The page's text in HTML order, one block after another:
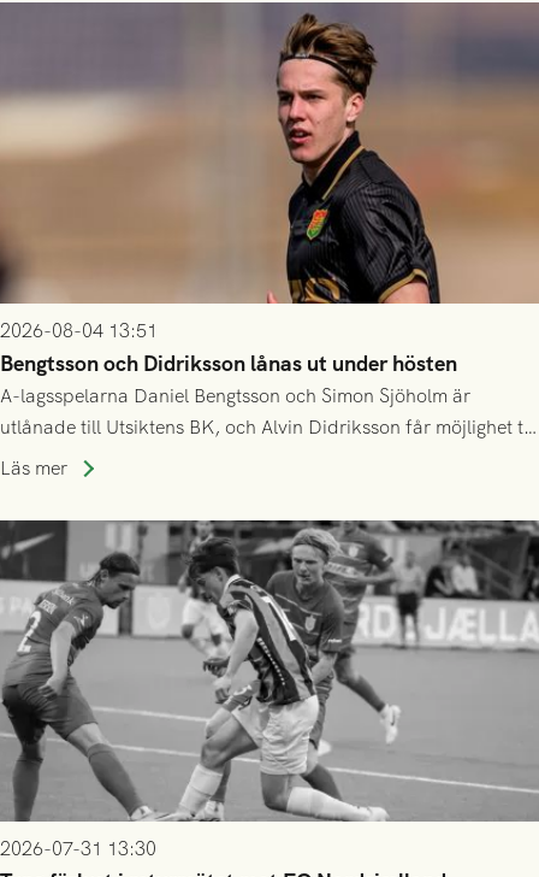
2026-08-04 13:51
Bengtsson och Didriksson lånas ut under hösten
A-lagsspelarna Daniel Bengtsson och Simon Sjöholm är
utlånade till Utsiktens BK, och Alvin Didriksson får möjlighet till
speltid i Hestrafors genom föreningssamarbete.
Läs mer
2026-07-31 13:30